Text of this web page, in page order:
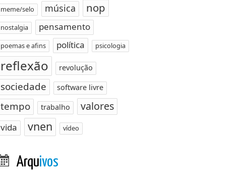
meme/selo música nop
nostalgia pensamento
poemas e afins política psicologia
reflexão revolução
sociedade software livre
tempo trabalho valores
vida vnen vídeo
Arquivos